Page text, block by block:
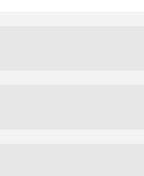
ürüne ilk yorumu siz yapın!